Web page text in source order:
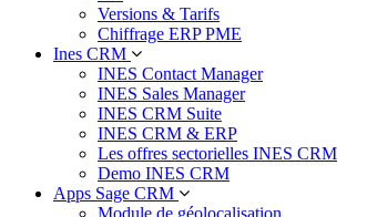
Versions & Tarifs
Chiffrage ERP PME
Ines CRM
INES Contact Manager
INES Sales Manager
INES CRM Suite
INES CRM & ERP
Les offres sectorielles INES CRM
Demo INES CRM
Apps Sage CRM
Module de géolocalisation